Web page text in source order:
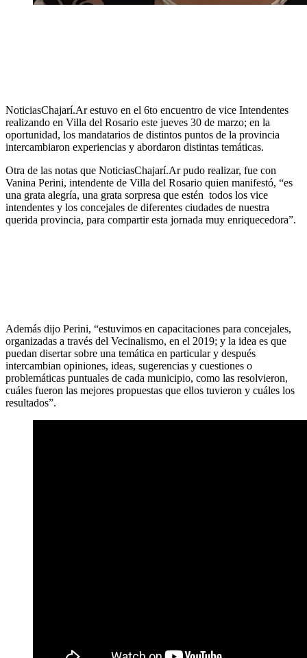
NoticiasChajarí.Ar estuvo en el 6to encuentro de vice Intendentes
realizando en Villa del Rosario este jueves 30 de marzo; en la
oportunidad, los mandatarios de distintos puntos de la provincia
intercambiaron experiencias y abordaron distintas temáticas.
Otra de las notas que NoticiasChajarí.Ar pudo realizar, fue con
Vanina Perini, intendente de Villa del Rosario quien manifestó, “es
una grata alegría, una grata sorpresa que estén todos los vice
intendentes y los concejales de diferentes ciudades de nuestra
querida provincia, para compartir esta jornada muy enriquecedora”.
Además dijo Perini, “estuvimos en capacitaciones para concejales,
organizadas a través del Vecinalismo, en el 2019; y la idea es que
puedan disertar sobre una temática en particular y después
intercambian opiniones, ideas, sugerencias y cuestiones o
problemáticas puntuales de cada municipio, como las resolvieron,
cuáles fueron las mejores propuestas que ellos tuvieron y cuáles los
resultados”.